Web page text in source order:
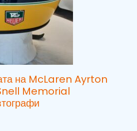
на McLaren Ayrton
Memorial